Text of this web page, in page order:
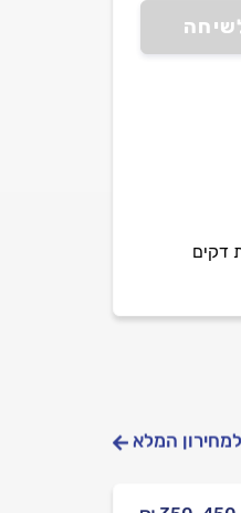
דקים
למחירון המלא